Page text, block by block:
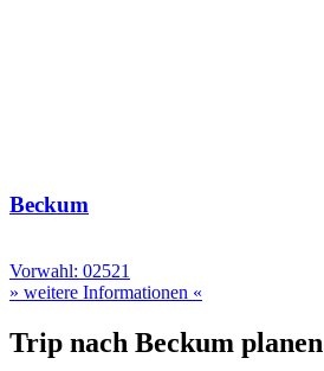
Beckum
Vorwahl: 02521
» weitere Informationen «
Trip nach Beckum planen